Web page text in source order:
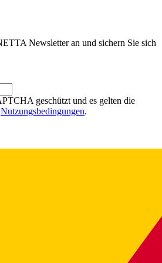
Newsletter an und sichern Sie sich
geschützt und es gelten die
Nutzungsbedingungen.